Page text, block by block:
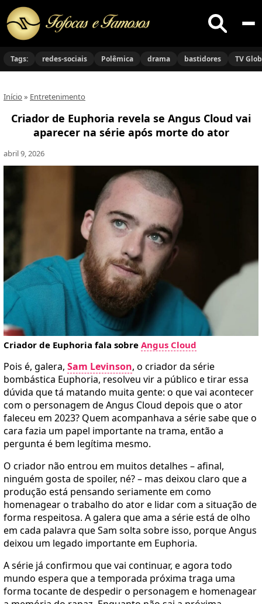
Buscar
no
Tags: redes-sociais Polêmica drama bastidores TV
Início » Entretenimento
Criador de Euphoria revela se Angus Cloud vai
aparecer na série após morte do ator
abril 9, 2026
Criador de Euphoria fala sobre Angus Cloud
Pois é, galera, Sam Levinson, o criador da série
bombástica Euphoria, resolveu vir a público e tirar essa
dúvida que tá matando muita gente: o que vai acontecer
com o personagem de Angus Cloud depois que o ator
faleceu em 2023? Quem acompanhava a série sabe que o
cara fazia um papel importante na trama, então a
pergunta é bem legítima mesmo.
O criador não entrou em muitos detalhes – afinal,
ninguém gosta de spoiler, né? – mas deixou claro que a
produção está pensando seriamente em como
homenagear o trabalho do ator e lidar com a situação de
forma respeitosa. A galera que ama a série está de olho
em cada palavra que Sam solta sobre isso, porque Angus
deixou um legado importante em Euphoria.
A série já confirmou que vai continuar, e agora todo
mundo espera que a temporada próxima traga uma
forma tocante de despedir o personagem e homenagear